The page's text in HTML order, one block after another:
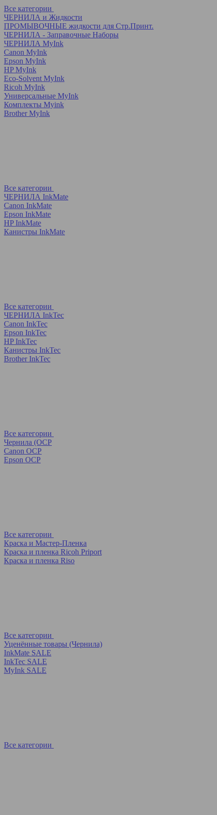
Все категории
ЧЕРНИЛА и Жидкости
ПРОМЫВОЧНЫЕ жидкости для Стр.Принт.
ЧЕРНИЛА - Заправочные Наборы
ЧЕРНИЛА MyInk
Canon MyInk
Epson MyInk
HP MyInk
Eco-Solvent MyInk
Ricoh MyInk
Универсальные MyInk
Комплекты Myink
Brother MyInk
Все категории
ЧЕРНИЛА InkMate
Canon InkMate
Epson InkMate
HP InkMate
Канистры InkMate
Все категории
ЧЕРНИЛА InkTec
Canon InkTec
Epson InkTec
HP InkTec
Канистры InkTec
Brother InkTec
Все категории
Чернила (OCP
Canon OCP
Epson OCP
Все категории
Краска и Мастер-Пленка
Краска и пленка Ricoh Priport
Краска и пленка Riso
Все категории
Уценённые товары (Чернила)
InkMate SALE
InkTec SALE
MyInk SALE
Все категории